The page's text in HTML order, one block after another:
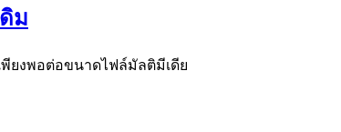
ม
พียงพอต่อขนาดไฟล์มัลติมีเดีย